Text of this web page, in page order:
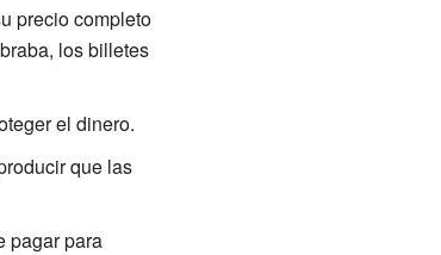
precio completo
los billetes
el dinero.
que las
pagar para